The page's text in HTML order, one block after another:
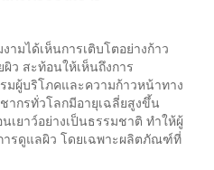
มได้เห็นการเติบโตอย่างก้าว
ว สะท้อนให้เห็นถึงการ
ผู้บริโภคและความก้าวหน้าทาง
ากรทั่วโลกมีอายุเฉลี่ยสูงขึ้น
เยาว์อย่างเป็นธรรมชาติ ทำให้ผู้
ารดูแลผิว โดยเฉพาะผลิตภัณฑ์ที่